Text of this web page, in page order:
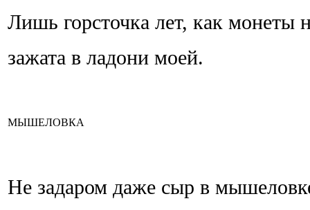
Лишь горсточка лет, как монеты
зажата в ладони моей.
МЫШЕЛОВКА
Не задаром даже сыр в